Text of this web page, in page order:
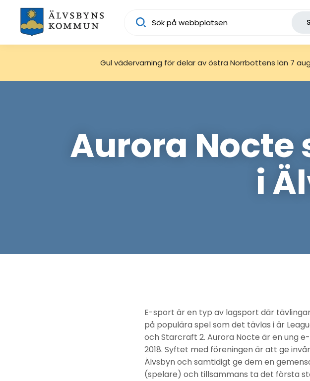
Gul vädervarning för delar av östra Norrbottens län 7
Aurora
i
E-sport är en typ av lagsport där
på populära spel som det tävlas i är
och Starcraft 2. Aurora Nocte är en ung
2018. Syftet med föreningen är att ge
Älvsbyn och samtidigt ge dem en
(spelare) och tillsammans ta det första